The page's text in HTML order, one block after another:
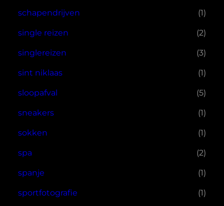
schapendrijven (1)
single reizen (2)
singlereizen (3)
sint niklaas (1)
sloopafval (5)
sneakers (1)
sokken (1)
spa (2)
spanje (1)
sportfotografie (1)